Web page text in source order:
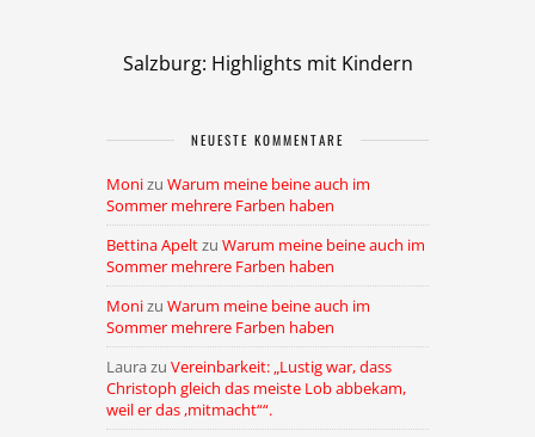
Salzburg: Highlights mit Kindern
NEUESTE KOMMENTARE
Monizu Warum meine beine auch im
Sommer mehrere Farben haben
Bettina Apeltzu Warum meine beine auch im
Sommer mehrere Farben haben
Monizu Warum meine beine auch im
Sommer mehrere Farben haben
Laura zu Vereinbarkeit: „Lustig war, dass
Christoph gleich das meiste Lob abbekam,
weil er das ,mitmacht““.